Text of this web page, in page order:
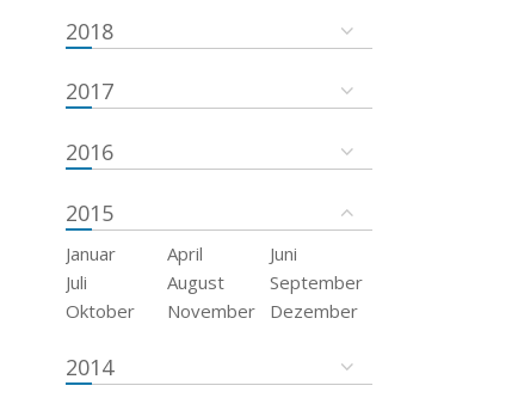
2018
2017
2016
2015
Januar April
Juni
Juli
August
September
Oktober
November Dezember
2014